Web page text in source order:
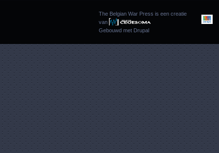
The Belgian War Press is een creatie
van
Gebouwd met Drupal